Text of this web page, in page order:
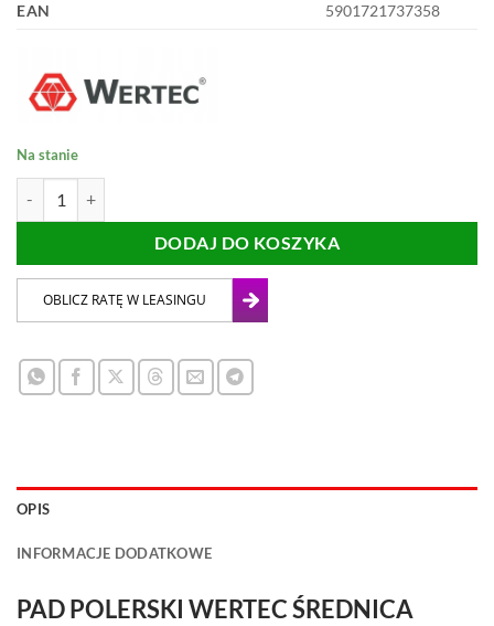
EAN
5901721737358
Na stanie
DODAJ DO KOSZYKA
OPIS
INFORMACJE DODATKOWE
PAD POLERSKI WERTEC ŚREDNICA